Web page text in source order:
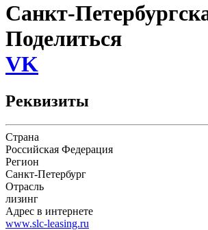
Санкт-
Поделиться
VK
Реквизиты
Страна
Российская Федерация
Регион
Санкт-Петербург
Отрасль
лизинг
Адрес в интернете
www.slc-leasing.ru